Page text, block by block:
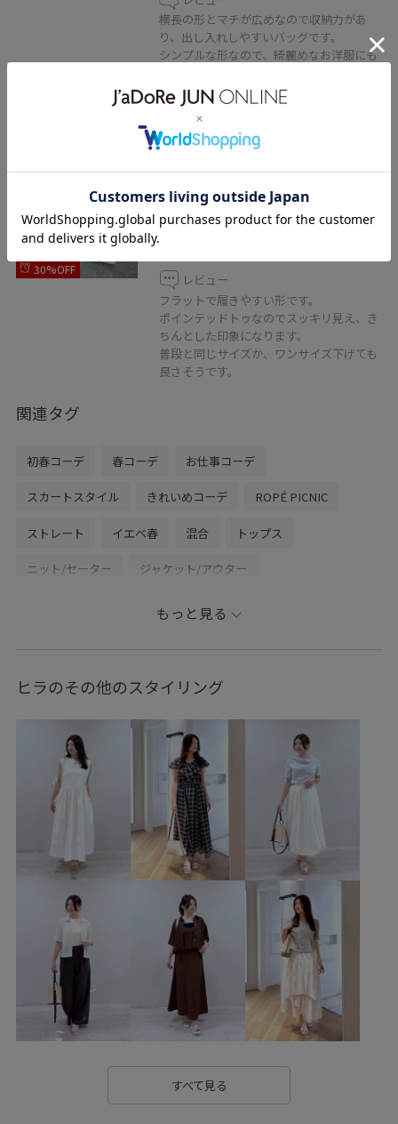
横長の形とマチが広めなので収納力があ
り、出し入れしやすいバッグです。
シンプルな形なので、綺麗めなお洋服にも
30%OFF
2BUY10%OFF
ンプス
キナリ / 23.0
レビュー
フラットで履きやすい形です。
ポインテッドトゥなのでスッキリ見え、き
ちんとした印象になります。
普段と同じサイズか、ワンサイズ下げても
良さそうです。
関連タグ
初春コーデ 春コーデ お仕事コーデ
スカートスタイル きれいめコーデ ROPÉ PICNIC
ストレート イエベ春 混合 トップス
ニット/セーター ジャケット/アウター
スカート
GDM16060 GDV16070 GIA16020
26SS小柄さんおすすめ 2BUY10%OFF対象商品
2WAYで使える RP26SS RP26SSceremony
RP26SS_knit RP26SS着映えトップス
RPspecialprice_pick RP体型カバー set_up対象商品
Vカット Wbottoms_pickup Wshoes_pickup
お出かけ用 お気に入りアイテム_pickup
きちんと感 きれいに見える
アシンメトリー エレガント オケージョン オフィス
オフィスカジュアル オンにもオフにも オーバーサイズ
クーポン対象商品
もっと見る
ヒラのその他のスタイリング
すべて見る